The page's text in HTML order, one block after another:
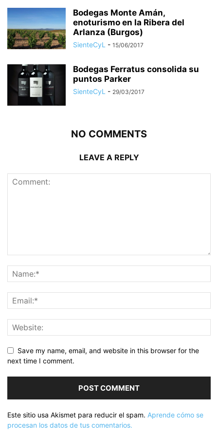
Bodegas Monte Amán,
enoturismo en la Ribera del
Arlanza (Burgos)
SienteCyL - 15/06/2017
Bodegas Ferratus consolida su
puntos Parker
SienteCyL - 29/03/2017
NO COMMENTS
LEAVE A REPLY
Save my name, email, and website in this browser for the
next time I comment.
Este sitio usa Akismet para reducir el spam. Aprende cómo se
procesan los datos de tus comentarios.